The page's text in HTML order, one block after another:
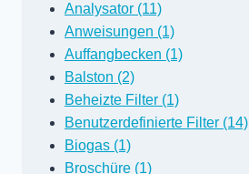
Analysator (11)
Anweisungen (1)
Auffangbecken (1)
Balston (2)
Beheizte Filter (1)
Benutzerdefinierte Filter (14)
Biogas (1)
Broschüre (1)